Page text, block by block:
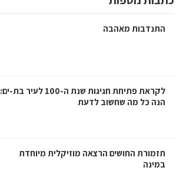
התנדבות מאהבה
לקראת פתיחת חגיגות שנת ה-100 לעיר בת-ים:
הנה כל מה שחשוב לדעת
תזמורת החושים הרצאה מוזיקלית מיוחדת
במינה